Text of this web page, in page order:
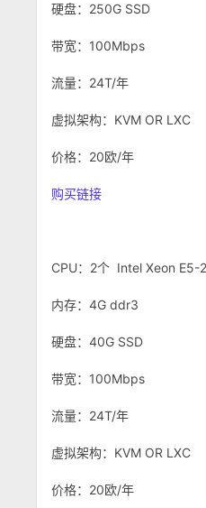
硬盘：250G SSD
带宽：100Mbps
流量：24T/年
虚拟架构：KVM OR LXC
价格：20欧/年
购买链接
CPU：2个 Intel Xeon E5-
内存：4G ddr3
硬盘：40G SSD
带宽：100Mbps
流量：24T/年
虚拟架构：KVM OR LXC
价格：20欧/年